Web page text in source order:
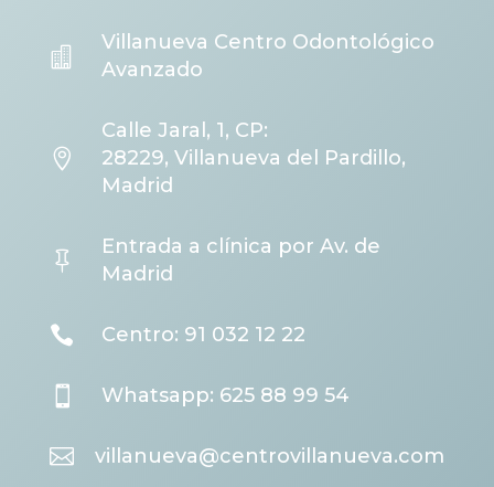

Villanueva Centro Odontológico
Avanzado

Calle Jaral, 1, CP:
28229, Villanueva del Pardillo,
Madrid

Entrada a clínica por Av. de
Madrid
 Centro: 91 032 12 22
 Whatsapp: 625 88 99 54
 villanueva@centrovillanueva.com